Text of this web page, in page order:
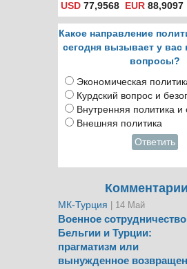
USD 77,9568 EUR 88,9097
Какое направление
сегодня вызывает у
вопросы?
Экономическая
Курдский вопрос и
Внутренняя политика и
Внешняя политика
Ответить
МК-Турция | 14 Май
Военное сотрудничество
Бельгии и Турции:
прагматизм или
вынужденное